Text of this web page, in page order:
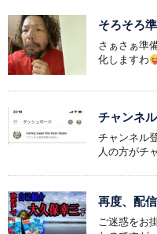
そろそろ
さぁさぁ準
化しますわ
チャンネ
チャンネル
人の方がチ
再度、配
ご迷惑をお